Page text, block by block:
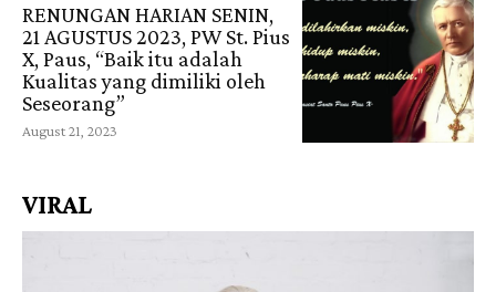
RENUNGAN HARIAN SENIN,
21 AGUSTUS 2023, PW St. Pius
X, Paus, “Baik itu adalah
Kualitas yang dimiliki oleh
Seseorang”
August 21, 2023
VIRAL